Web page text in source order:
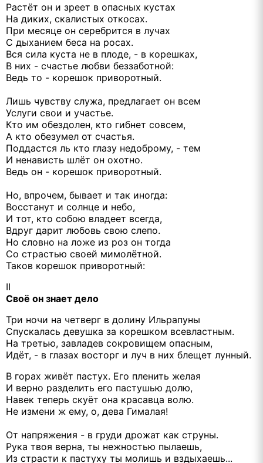
Растёт он и зреет в опасных кустах
На диких, скалистых откосах.
При месяце он серебрится в лучах
С дыханием беса на росах.
Вся сила куста не в плоде, - в корешках,
В них - счастье любви беззаботной:
Ведь то - корешок приворотный.
Лишь чувству служа, предлагает он всем
Услуги свои и участье.
Кто им обездолен, кто гибнет совсем,
А кто обезумел от счастья.
Поддастся ль кто глазу недоброму, - тем
И ненависть шлёт он охотно.
Ведь он - корешок приворотный.
Но, впрочем, бывает и так иногда:
Восстанут и солнце и небо,
И тот, кто собою владеет всегда,
Вдруг дарит любовь свою слепо.
Но словно на ложе из роз он тогда
Со страстью своей мимолётной.
Таков корешок приворотный:
II
Своё он знает дело
Три ночи на четверг в долину Ильрапуны
Спускалась девушка за корешком всевластным.
На третью, завладев сокровищем опасным,
Идёт, - в глазах восторг и луч в них блещет лунный.
В горах живёт пастух. Его пленить желая
И верно разделить его пастушью долю,
Навек теперь скуёт она красавца волю.
Не измени ж ему, о, дева Гималая!
От напряжения - в груди дрожат как струны.
Рука твоя верна, ты нежностью пылаешь,
Из страсти к пастуху ты молишь и вздыхаешь...